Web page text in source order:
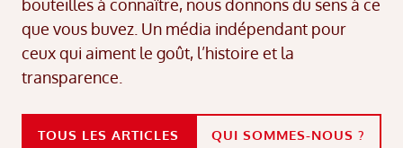
bouteilles à connaître, nous donnons du sens à ce
que vous buvez. Un média indépendant pour
ceux qui aiment le goût, l’histoire et la
transparence.
TOUS LES ARTICLES QUI SOMMES-NOUS ?